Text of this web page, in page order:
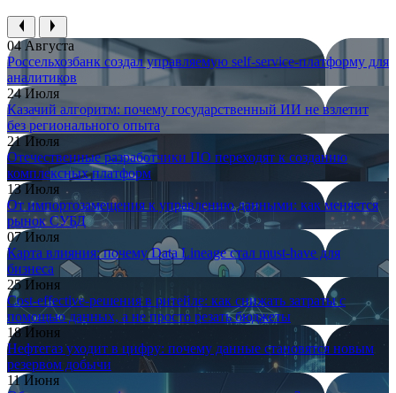
04 Августа
Россельхозбанк создал управляемую self-service-платформу для
аналитиков
24 Июля
Казачий алгоритм: почему государственный ИИ не взлетит
без регионального опыта
21 Июля
Отечественные разработчики ПО переходят к созданию
комплексных платформ
13 Июля
От импортозамещения к управлению данными: как меняется
рынок СУБД
07 Июля
Карта влияния: почему Data Lineage стал must-have для
бизнеса
25 Июня
Cost-effective-решения в ритейле: как снижать затраты с
помощью данных, а не просто резать бюджеты
18 Июня
Нефтегаз уходит в цифру: почему данные становятся новым
резервом добычи
11 Июня